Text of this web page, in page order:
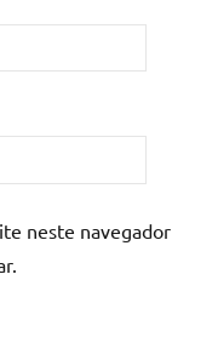
neste navegador